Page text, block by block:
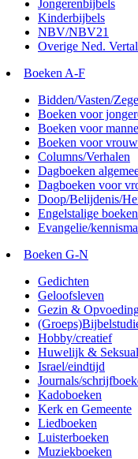
Jongerenbijbels
Kinderbijbels
NBV/NBV21
Overige Ned.
Boeken A-F
Bidden/Vasten/
Boeken voor
Boeken voor
Boeken voor
Columns/Verhalen
Dagboeken
Dagboeken voor
Doop/Belijdenis/
Engelstalige boeken
Evangelie/
Boeken G-N
Gedichten
Geloofsleven
Gezin &
Hobby/creatief
Huwelijk &
Israel/eindtijd
Journals/
Kadoboeken
Kerk en Gemeente
Liedboeken
Luisterboeken
Muziekboeken